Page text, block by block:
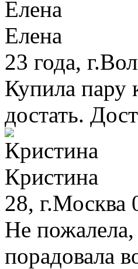
Елена
23 года,
Купила пару
достать.
Кристина
28, г.Москва
Не пожалела,
порадовала